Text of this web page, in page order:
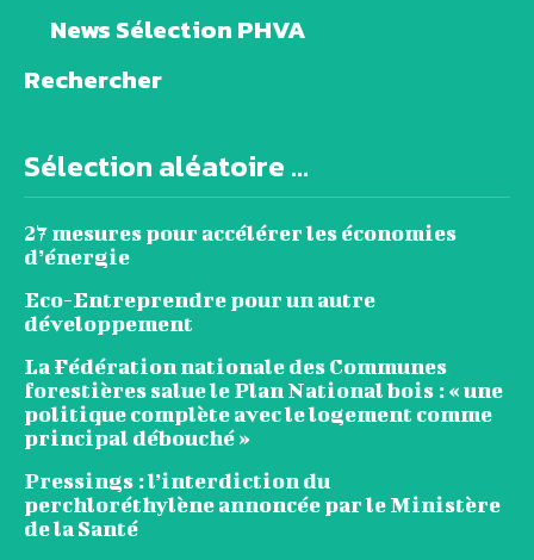
News Sélection PHVA
Rechercher
Sélection aléatoire ...
27 mesures pour accélérer les économies
d’énergie
Eco-Entreprendre pour un autre
développement
La Fédération nationale des Communes
forestières salue le Plan National bois : « une
politique complète avec le logement comme
principal débouché »
Pressings : l’interdiction du
perchloréthylène annoncée par le Ministère
de la Santé